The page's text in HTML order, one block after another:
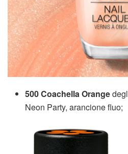
500 Coachella Orange
Neon Party, arancione fluo;